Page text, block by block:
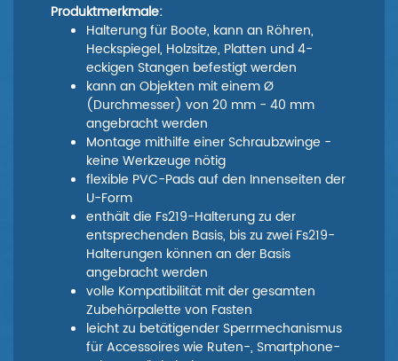
Produktmerkmale:
Halterung für Boote, kann an Röhren,
Heckspiegel, Holzsitze, Platten und 4-
eckigen Stangen befestigt werden
kann an Objekten mit einem Ø
(Durchmesser) von 20 mm - 40 mm
angebracht werden
Montage mithilfe einer Schraubzwinge -
keine Werkzeuge nötig
flexible PVC-Pads auf den Innenseiten der
U-Form
enthält die Fs219-Halterung zu der
entsprechenden Basis, bis zu zwei Fs219-
Halterungen können an der Basis
angebracht werden
volle Kompatibilität mit der gesamten
Zubehörpalette von Fasten
leicht zu betätigender Sperrmechanismus
für Accessoires wie Ruten-, Smartphone-